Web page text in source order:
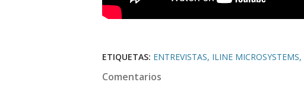
ETIQUETAS: ENTREVISTAS ILINE MICROSYSTEMS
Comentarios